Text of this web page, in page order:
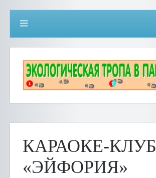
КАРАОКЕ-КЛУБ
«ЭЙФОРИЯ»